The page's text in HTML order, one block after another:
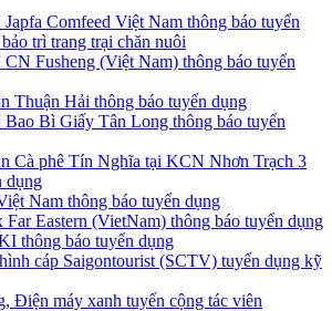
Comfeed Việt Nam thông báo tuyển
trì trang trại chăn nuôi
Fusheng (Việt Nam) thông báo tuyển
Thuận Hải thông báo tuyển dụng
Bì Giấy Tân Long thông báo tuyển
Cà phê Tín Nghĩa tại KCN Nhơn Trạch 3
dụng
Nam thông báo tuyển dụng
Eastern (VietNam) thông báo tuyển dụng
thông báo tuyển dụng
cáp Saigontourist (SCTV) tuyển dụng kỹ
Điện máy xanh tuyển cộng tác viên